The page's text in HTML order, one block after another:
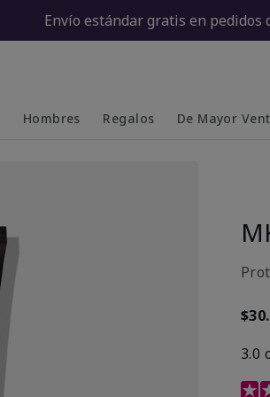
Envío estándar gratis en pedidos
Hombres Regalos De Mayor
3.0